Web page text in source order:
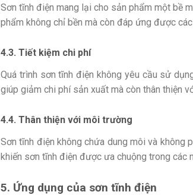
Sơn tĩnh điện mang lại cho sản phẩm một bề
phẩm không chỉ bền mà còn đáp ứng được
4.3. Tiết kiệm chi phí
Quá trình sơn tĩnh điện không yêu cầu sử
giúp giảm chi phí sản xuất mà còn thân thiện
4.4. Thân thiện với môi trường
Sơn tĩnh điện không chứa dung môi và
khiến sơn tĩnh điện được ưa chuộng trong các
5. Ứng dụng của sơn tĩnh điện